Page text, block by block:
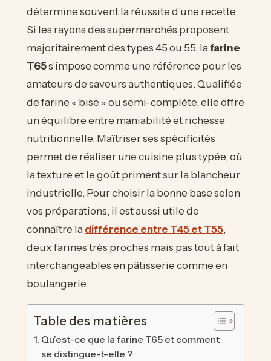
détermine souvent la réussite d’une recette.
Si les rayons des supermarchés proposent
majoritairement des types 45 ou 55, lafarine
T65s’impose comme une référence pour les
amateurs de saveurs authentiques. Qualifiée
de farine « bise » ou semi-complète, elle offre
un équilibre entre maniabilité et richesse
nutritionnelle. Maîtriser ses spécificités
permet de réaliser une cuisine plus typée, où
la texture et le goût priment sur la blancheur
industrielle. Pour choisir la bonne base selon
vos préparations, il est aussi utile de
connaître la différence entre T45 et T55,
deux farines très proches mais pas tout à fait
interchangeables en pâtisserie comme en
boulangerie.
Table des matières
Qu’est-ce que la farine T65 et comment
se distingue-t-elle ?